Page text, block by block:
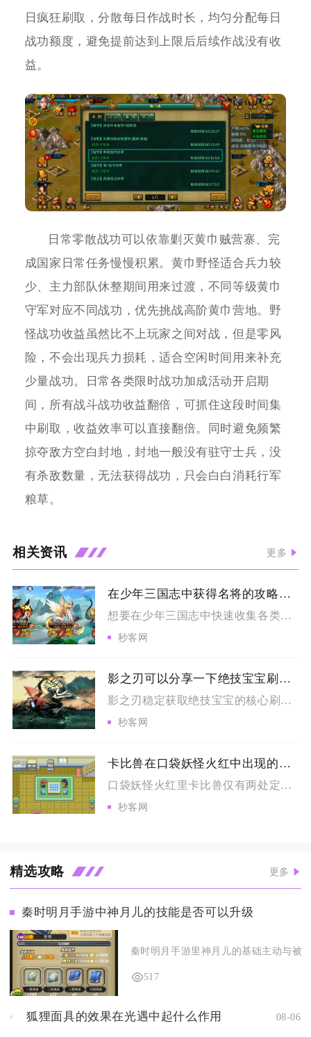
日疯狂刷取，分散每日作战时长，均匀分配每日
战功额度，避免提前达到上限后后续作战没有收
益。
日常零散战功可以依靠剿灭黄巾贼营寨、完
成国家日常任务慢慢积累。黄巾野怪适合兵力较
少、主力部队休整期间用来过渡，不同等级黄巾
守军对应不同战功，优先挑战高阶黄巾营地。野
怪战功收益虽然比不上玩家之间对战，但是零风
险，不会出现兵力损耗，适合空闲时间用来补充
少量战功。日常各类限时战功加成活动开启期
间，所有战斗战功收益翻倍，可抓住这段时间集
中刷取，收益效率可以直接翻倍。同时避免频繁
掠夺敌方空白封地，封地一般没有驻守士兵，没
有杀敌数量，无法获得战功，只会白白消耗行军
粮草。
相关资讯 更多
在少年三国志中获得名将的攻略有哪些
想要在少年三国志中快速收集各类名将，核心依靠点将台招募、副本...
秒客网
影之刃可以分享一下绝技宝宝刷点吗
影之刃稳定获取绝技宝宝的核心刷点分为常驻副本掉落点位、全商店...
秒客网
卡比兽在口袋妖怪火红中出现的地点在哪里
口袋妖怪火红里卡比兽仅有两处定点刷新点位，分别是12号道路与...
秒客网
精选攻略 更多
秦时明月手游中神月儿的技能是否可以升级
秦时明月手游里神月儿的基础主动与被
517
狐狸面具的效果在光遇中起什么作用 08-06